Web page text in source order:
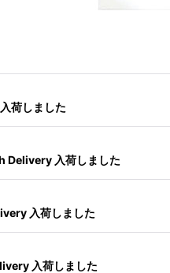
荷しました
入荷しました
入荷しました
入荷しました